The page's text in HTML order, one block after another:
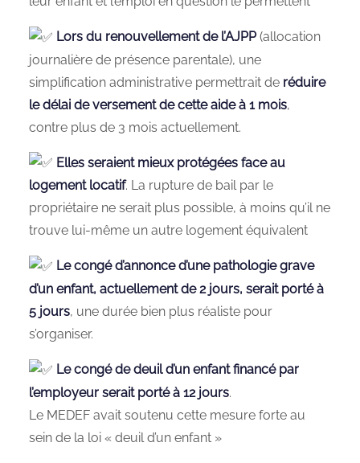
Lors du renouvellement de l’AJPP(allocation
journalière de présence parentale), une
simplification administrative permettrait de réduire
le délai de versement de cette aide à 1 mois,
contre plus de 3 mois actuellement.
Elles seraient mieux protégées face au
logement locatif. La rupture de bail par le
propriétaire ne serait plus possible, à moins qu’il ne
trouve lui-même un autre logement équivalent
Le congé d’annonce d’une pathologie grave
d’un enfant, actuellement de 2 jours, serait porté à
5 jours, une durée bien plus réaliste pour
s’organiser.
Le congé de deuil d’un enfant financé par
l’employeur serait porté à 12 jours.
Le MEDEF avait soutenu cette mesure forte au
sein de la loi « deuil d’un enfant »